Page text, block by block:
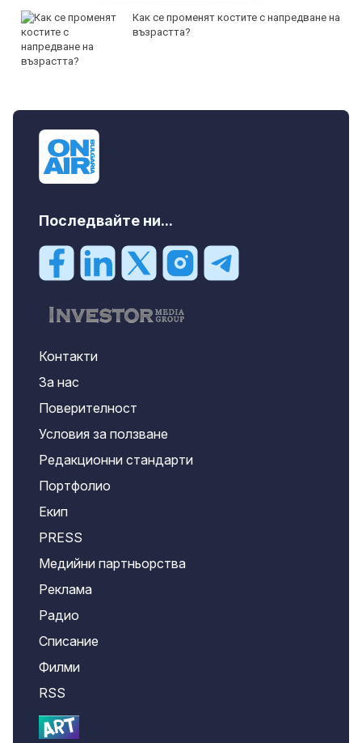
Как се променят костите с напредване на
възрастта?
Последвайте ни...
Контакти
За нас
Поверителност
Условия за ползване
Редакционни стандарти
Портфолио
Екип
PRESS
Медийни партньорства
Реклама
Радио
Списание
Филми
RSS